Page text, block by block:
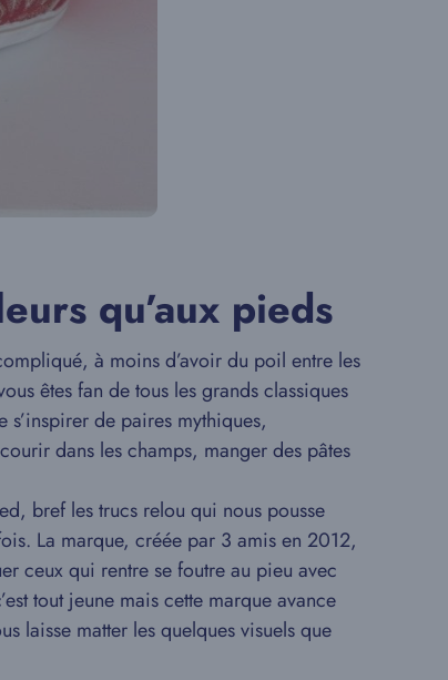
qu’aux pieds
à moins d’avoir du poil entre les
êtes fan de tous les grands classiques
de paires mythiques,
dans les champs, manger des pâtes
bref les trucs relou qui nous pousse
La marque, créée par 3 amis en 2012,
ceux qui rentre se foutre au pieu avec
tout jeune mais cette marque avance
laisse matter les quelques visuels que